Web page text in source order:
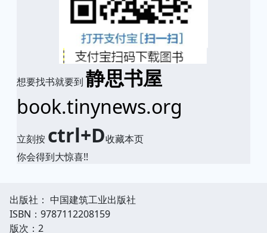
想要找书就要到 静思书屋
book.tinynews.org
立刻按 ctrl+D收藏本页
你会得到大惊喜!!
出版社： 中国建筑工业出版社
ISBN：9787112208159
版次：2